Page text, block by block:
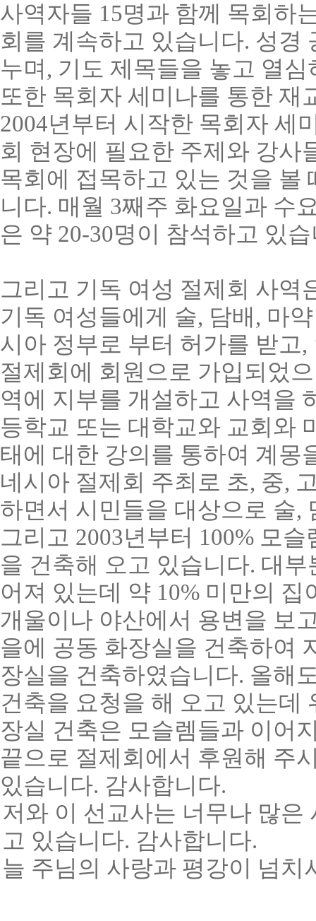
사역자들 15명과 함께 목회하
회를 계속하고 있습니다. 성경
누며 , 기도 제목들을 놓고 열
또한 목회자 세미나를 통한 재
2004년부터 시작한 목회자 세
회 현장에 필요한 주제와 강사
목회에 접목하고 있는 것을 볼
니다. 매월 3째주 화요일과 수
은 약 20-30명이 참석하고 있
그리고 기독 여성 절제회 사역
기독 여성들에게 술, 담배 , 마
시아 정부로 부터 허가를 받고,
절제회에 회원으로 가입되었
역에 지부를 개설하고 사역을
등학교 또는 대학교와 교회와
태에 대한 강의를 통하여 계몽
네시아 절제회 주최로 초, 중,
하면서 시민들을 대상으로 술,
그리고 2003년부터 100% 모슬
을 건축해 오고 있습니다. 대부
어져 있는데 약 10% 미만의 집
개울이나 야산에서 용변을 보
을에 공동 화장실을 건축하여
장실을 건축하였습니다. 올해
건축을 요청을 해 오고 있는데
장실 건축은 모슬렘들과 이어
끝으로 절제회에서 후원해 주
있습니다. 감사합니다.
저와 이 선교사는 너무나 많
고 있습니다. 감사합니다.
늘 주님의 사랑과 평강이 넘치